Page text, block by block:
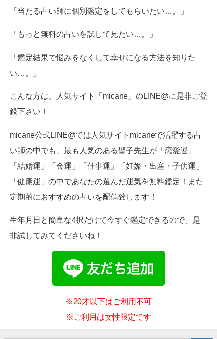
「当たる占い師に個別鑑定をしてもらいたい…。」
「もっと無料の占いを試して見たい…。」
「鑑定結果で悩みをなくして幸せになる方法を知りた
い…。」
こんな方は、人気サイト「micane」のLINE@に是非ご登
録下さい！
micane公式LINE@では人気サイトmicaneで活躍する占
い師の中でも、最も人気のある聖子先生が「恋愛運」
「結婚運」「金運」「仕事運」「妊娠・出産・子供運」
「健康運」の中であなたの選んだ運気を無料鑑定！また
定期的におすすめの占いを配信致します！
生年月日と簡単な4択だけで今すぐ鑑定できるので、是
非試してみてくださいね！
※20才以下はご利用不可
※ご利用は女性限定です